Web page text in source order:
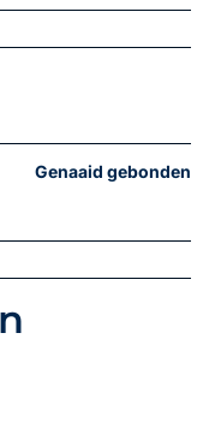
Genaaid gebonden